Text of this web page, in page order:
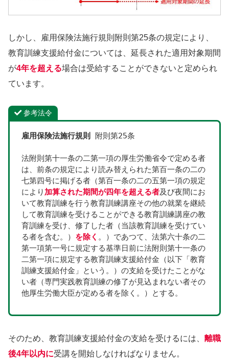
しかし、雇用保険法施行規則附則第25条の規定により、
教育訓練支援給付金については、延長された適用対象期間
が4年を超える場合は受給することができないと定められ
ています。
参考法令
雇用保険法施行規則 附則第25条
法附則第十一条の二第一項の厚生労働省令で定める者
は、前条の規定により読み替えられた第百一条の二の
七第四号に掲げる者（第百一条の二の五第一項の規定
により 加算された期間が四年を超える者及び夜間にお
いて教育訓練を行う教育訓練講座その他の就業を継続
して教育訓練を受けることができる教育訓練講座の教
育訓練を受け、修了した者（当該教育訓練を受けてい
る者を含む。） を除く 。）であつて、法第六十条の二
第一項第一号に規定する基準日前に法附則第十一条の
二第一項に規定する教育訓練支援給付金（以下「教育
訓練支援給付金」という。）の支給を受けたことがな
い者（専門実践教育訓練の修了が見込まれない者その
他厚生労働大臣が定める者を除く。）とする。
そのため、教育訓練支援給付金の支給を受けるには、 離職
後4年以内に受講を開始しなければなりません。